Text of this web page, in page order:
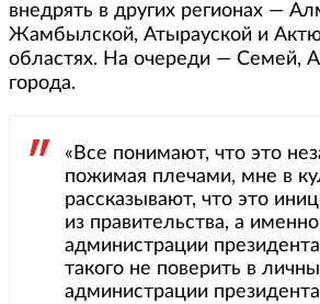
внедрять в других регионах —
Жамбылской, Атырауской и
областях. На очереди — Семей,
города.
«Все понимают, что это
пожимая плечами, мне в
рассказывают, что это
из правительства, а
администрации
такого не поверить в
администрации